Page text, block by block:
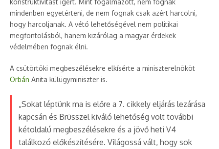
konstruktivitást ígért. Mint fogalmazott, nem fognak
mindenben egyetérteni, de nem fognak csak azért harcolni,
hogy harcoljanak. A vétó lehetőségével nem politikai
megfontolásból, hanem kizárólag a magyar érdekek
védelmében fognak élni.
A csütörtöki megbeszélésekre elkísérte a miniszterelnököt
Orbán Anita külügyminiszter is.
„Sokat léptünk ma is előre a 7. cikkely eljárás lezárása
kapcsán és Brüsszel kiváló lehetőség volt további
kétoldalú megbeszélésekre és a jövő heti V4
találkozó előkészítésére. Világossá vált, hogy sok